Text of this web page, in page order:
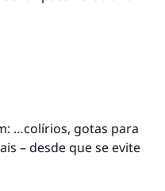
…colírios, gotas para
– desde que se evite
receberá a